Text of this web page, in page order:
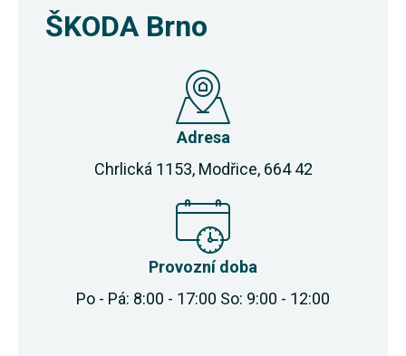
ŠKODA Brno
Adresa
Chrlická 1153, Modřice, 664 42
Provozní doba
Po - Pá: 8:00 - 17:00 So: 9:00 - 12:00